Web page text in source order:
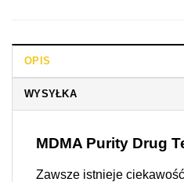
OPIS
WYSYŁKA
MDMA Purity Drug
Zawsze istnieje